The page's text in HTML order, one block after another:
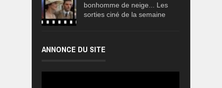
bonhomme de neige... Les
sorties ciné de la semaine
ANNONCE DU SITE